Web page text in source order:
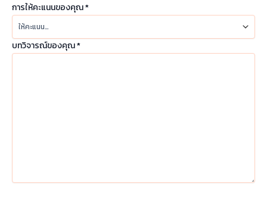
การให้คะแนนของคุณ*
บทวิจารณ์ของคุณ*